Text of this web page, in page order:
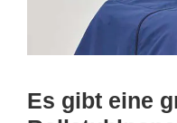
Es gibt eine